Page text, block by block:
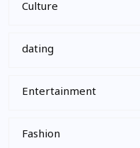
Culture
dating
Entertainment
Fashion